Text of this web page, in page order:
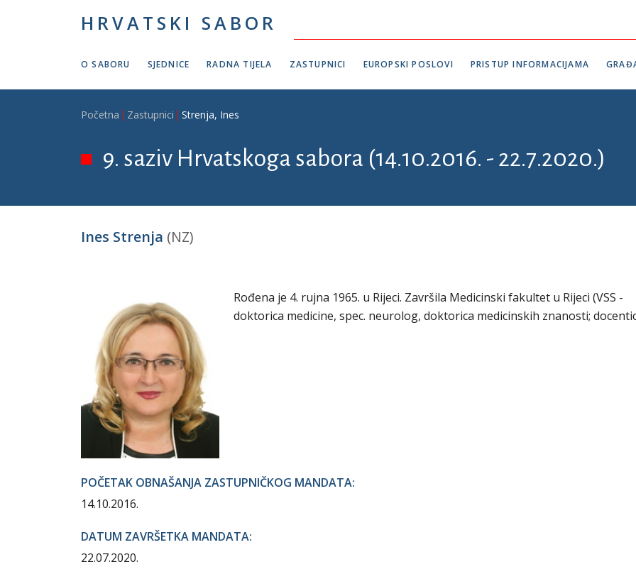
HRVATSKI SABOR
O SABORU SJEDNICE RADNA TIJELA ZASTUPNICI EUROPSKI POSLOVI PRISTUP INFORMACIJAMA
Breadcrumb
Početna Zastupnici Strenja, Ines
9. saziv Hrvatskoga sabora (14.10.2016. - 22.7.2020.)
Ines Strenja (NZ)
Rođena je 4. rujna 1965. u Rijeci. Završila Medicinski fakultet u Rijeci (VSS -
doktorica medicine, spec. neurolog, doktorica medicinskih znanosti;
POČETAK OBNAŠANJA ZASTUPNIČKOG MANDATA:
14.10.2016.
DATUM ZAVRŠETKA MANDATA:
22.07.2020.